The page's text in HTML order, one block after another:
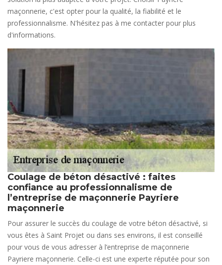
maçonnerie, c'est opter pour la qualité, la fiabilité et le
professionnalisme. N'hésitez pas à me contacter pour plus
d'informations.
Coulage de béton désactivé : faites
confiance au professionnalisme de
l’entreprise de maçonnerie Payriere
maçonnerie
Pour assurer le succès du coulage de votre béton désactivé, si
vous êtes à Saint Projet ou dans ses environs, il est conseillé
pour vous de vous adresser à l’entreprise de maçonnerie
Payriere maçonnerie. Celle-ci est une experte réputée pour son